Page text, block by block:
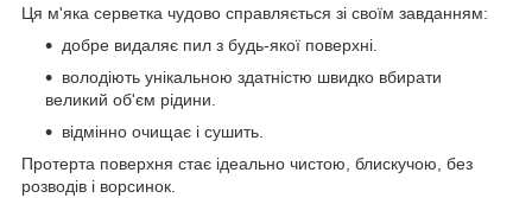
Ця м'яка серветка чудово справляється зі своїм завданням:
добре видаляє пил з будь-якої поверхні.
володіють унікальною здатністю швидко вбирати
великий об'єм рідини.
відмінно очищає і сушить.
Протерта поверхня стає ідеально чистою, блискучою, без
розводів і ворсинок.